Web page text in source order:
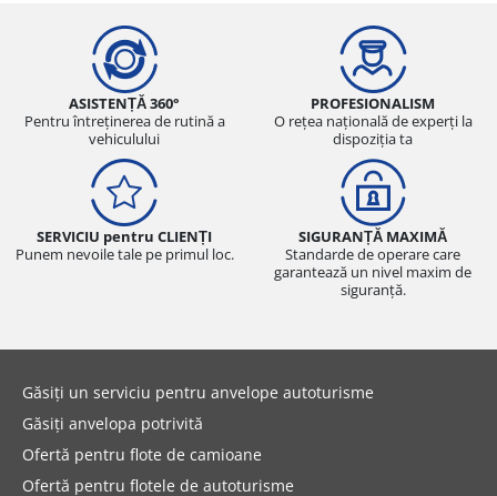
Toate tipurile (0)
Iarna (0)
Vară (0)
All Season (0)
Tip autovehicul
Camionetă (0)
Rulotă autopropulsată (0)
ASISTENȚĂ 360°
Pentru întreținerea de rutină a
vehiculului
PROFESIONALISM
O rețea națională de experți la
dispoziția ta
SERVICIU pentru CLIENȚI
Punem nevoile tale pe primul loc.
SIGURANȚĂ MAXIMĂ
Standarde de operare care
garantează un nivel maxim de
siguranță.
Găsiți un serviciu pentru anvelope autoturisme
Găsiți anvelopa potrivită
Ofertă pentru flote de camioane
Ofertă pentru flotele de autoturisme